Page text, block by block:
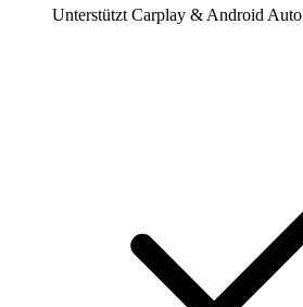
Unterstützt Carplay & Android Auto